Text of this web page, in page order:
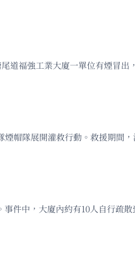
道福強工業大廈一單位有煙冒出
帽隊展開灌救行動。救援期間
件中，大廈內約有10人自行疏